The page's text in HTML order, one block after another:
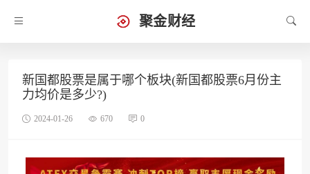
聚金财经
新国都股票是属于哪个板块(新国都股票6月份主
力均价是多少?)
2024-01-26 670 0